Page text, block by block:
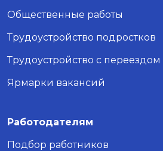
Общественные работы
Трудоустройство подростков
Трудоустройство с переездом
Ярмарки вакансий
Работодателям
Подбор работников